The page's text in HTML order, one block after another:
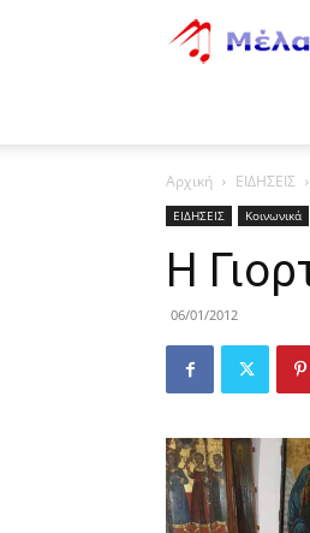
Αρχική ΕΙΔΗΣΕΙΣ
ΕΙΔΗΣΕΙΣ Κοινωνικά
Η
06/01/2012